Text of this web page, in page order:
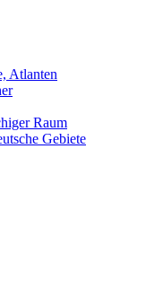
Atlanten
Raum
Gebiete